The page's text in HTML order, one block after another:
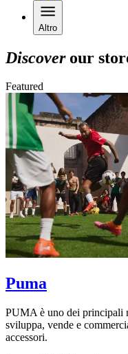
Altro
Discoverour
Featured
Puma
PUMA è uno dei principali
sviluppa, vende e
accessori.